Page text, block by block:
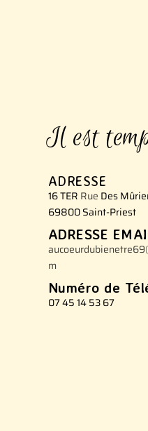
Il est
ADRESSE
16 TER Rue Des
69800 Saint-Priest
ADRESSE
m
Numéro de
07 45 14 53 67